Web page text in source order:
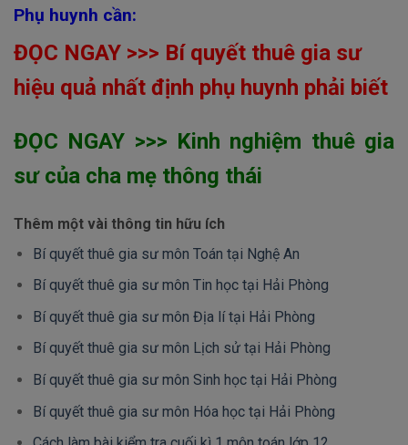
Phụ huynh cần:
ĐỌC NGAY >>> Bí quyết thuê gia sư
hiệu quả nhất định phụ huynh phải biết
ĐỌC NGAY >>> Kinh nghiệm thuê gia
sư của cha mẹ thông thái
Thêm một vài thông tin hữu ích
Bí quyết thuê gia sư môn Toán tại Nghệ An
Bí quyết thuê gia sư môn Tin học tại Hải Phòng
Bí quyết thuê gia sư môn Địa lí tại Hải Phòng
Bí quyết thuê gia sư môn Lịch sử tại Hải Phòng
Bí quyết thuê gia sư môn Sinh học tại Hải Phòng
Bí quyết thuê gia sư môn Hóa học tại Hải Phòng